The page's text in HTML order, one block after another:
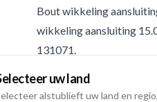
Bout wikkeling
wikkeling aansluiting
131071.
Product informatie
uw land
alstublieft uw land en